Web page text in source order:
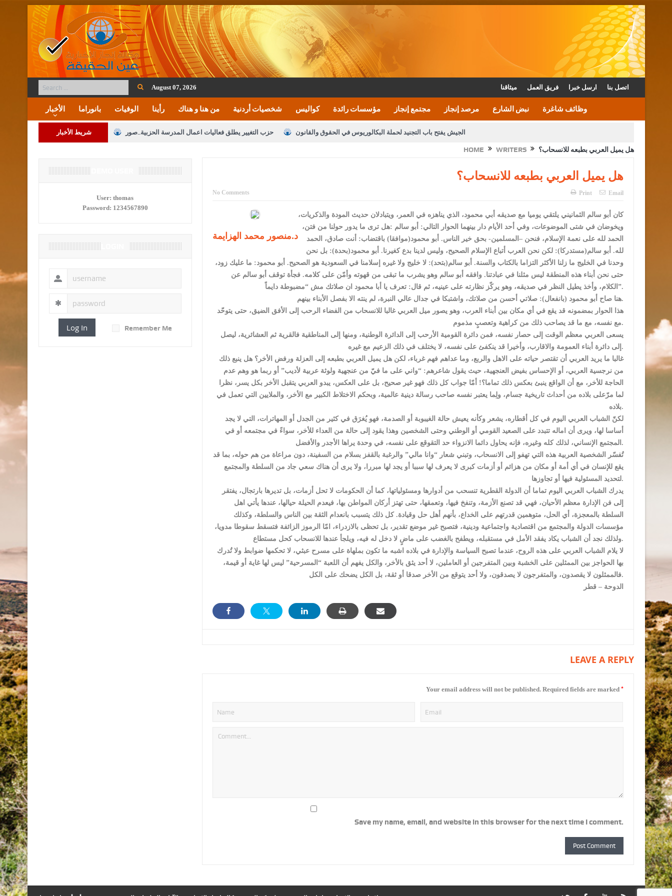
August 07, 2026 ميثاقنا فريق العمل ارسل خبرا اتصل بنا
الأخبار بانوراما الوفيات رأينا من هنا و هناك شخصيات أردنية كواليس مؤسسات رائدة مجتمع إنجاز مرصد إنجاز نبض الشارع وظائف شاغرة
شريط الأخبار حزب التغيير يطلق فعاليات اعمال المدرسة الحزبية..صور الجيش يفتح باب التجنيد لحملة البكالوريوس في الحقوق والقانون
الأمن يتلف 16 مليون حبة كبتاجون و1480 كغم مواد مخدرة
النواب يقر مشروع تعديل قانون الملكية العقارية القاضي يلتقي رؤساء تحرير الصحف اليومية ويؤكد حرص مجلس النواب على شراكة فاعلة مع الإعلام
دعوة المكلفين بخدمة العلم (الدفعة الثالثة) إلى مراجعة منصة خدمة العلم الملك يتلقى اتصالا هاتفيا من العاهل البحريني
القاضي محمود أحمد فريحات.. مبارك ومزيدا من التوفيق
HOME WRITERS هل يميل العربي بطبعه للانسحاب؟
هل يميل العربي بطبعه للانسحاب؟
No Comments Print Email
د.منصور محمد الهزايمة
كان أبو سالم الثمانيني يلتقي يوميا مع صديقه أبي محمود، الذي يناهزه في العمر، ويتبادلان حديث المودة والذكريات،
ويخوضان في شتى الموضوعات، وفي أحد الأيام دار بينهما الحوار التالي: أبو سالم :هل ترى ما يدور حولنا من فتن،
الحمد لله على نعمة الإسلام، فنحن –المسلمين- بحق خير الناس. أبو محمود(موافقا) باقتضاب: أنت صادق، الحمد
لله. أبو سالم(مستدركا): لكن نحن العرب أتباع الإسلام الصحيح، وليس لدينا بدع كغيرنا. أبو محمود(بحدة): بل نحن
وحدنا في الخليج ما زلنا الأكثر التزاما بالكتاب والسنة. أبو سالم(بتحد): لا خليج ولا غيره إسلامنا في السعودية هو الصحيح. أبو محمود: ما عليك زود،
حتى نحن أبناء هذه المنطقة ليس مثلنا في عبادتنا. وافقه أبو سالم وهو يشرب ما تبقى من قهوته وأمّن على كلامه. فجأة توقف أبو سالم عن
الكلام، وأخذ يطيل النظر في صديقه، وهو يركّز نظارته على عينيه، ثم قال: تعرف يا أبا محمود ان صلاتك مش “مضبوطة دايماً”.
هنا صاح أبو محمود (بانفعال): صلاتي أحسن من صلاتك، واشتبكا في جدال عالي النبرة، لم ينته الا بفصل الأبناء بينهم.
هذا الحوار بمضمونه قد يقع في أي مكان بين أبناء العرب، وهو يصور ميل العربي غالبا للانسحاب من الفضاء الرحب إلى الأفق الضيق، حتى يتوحّد
مع نفسه، مع ما قد يصاحب ذلك من كراهية وتعصبٍ مذموم.
يسعى العربي معظم الوقت إلى حصار نفسه، فمن دائرة القومية الأرحب إلى الدائرة الوطنية، ومنها إلى المناطقية فالقرية ثم العشائرية، ليصل
إلى دائرة أبناء العمومة والاقارب، وأخيرا قد ينكفئ على نفسه، لا يختلف في ذلك الزعيم مع غيره.
غالبا ما يريد العربي أن تقتصر حياته على الاهل والربع، وما عداهم فهم غرباء، لكن هل يميل العربي بطبعه إلى العزلة ورفض الأخر؟ هل ينبع ذلك
من نرجسية العربي، أو الإحساس بفيض العنجهية، حيث يقول شاعرهم: “واني على ما فيّ من عنجهية ولوثة عربية لأديب” أو ربما هو وهم عدم
الحاجة للأخر، مع أن الواقع ينبئ بعكس ذلك تماما؟! أمّا جواب كل ذلك فهو غير صحيح، بل على العكس، يبدو العربي يتقبل الأخر بكل يسر، نظرا
لما مرّعلى بلاده من أحداث تاريخية جسام، ولِما يعتبر نفسه صاحب رسالة دينية عالمية، وبحكم الاختلاط الكبير مع الأخر، والملايين التي تعمل في
بلاده.
لكنّ الشباب العربي اليوم في كل أقطاره، يشعر وكأنه يعيش حالة الغيبوبة أو الصدمة، فهو يُغرَق في كثير من الجدل أو المهاترات، التي لا يجد
أساسا لها، ويرى أن اماله تتبدد على الصعيد القومي أو الوطني وحتى الشخصين وهذا يقود إلى حالة من العداء للأخر، سواءً في مجتمعه أو في
المجتمع الإنساني، لذلك كله وغيره، فإنه يحاول دائما الانزواء حد التقوقع على نفسه، في وحدة يراها الأجدر والأفضل.
تُفسّر الشخصية العربية هذه التي تهفو إلى الانسحاب، وتبني شعار “وانا مالي” والرغبة بالقفز بسلام من السفينة، دون مراعاة من هم حوله، بما قد
يقع للإنسان في أي أمة أو مكان من هزائم أو أزمات كبرى لا يعرف لها سببا أو يجد لها مبررا، ولا يرى أن هناك سعي جاد من السلطة والمجتمع
لتحديد المسئولية فيها أو تجاوزها.
يدرك الشباب العربي اليوم تماما أن الدولة القطرية تنسحب من أدوارها ومسئولياتها، كما أن الحكومات لا تحل أزمات، بل تديرها بارتجال، يفتقر
إلى فن الإدارة معظم الأحيان، فهي قد تصنع الأزمة، وتنفخ فيها، وتعمقها، حتى تهتز أركان المواطن بها، فيعدم الحيلة حيالها، عندها يأتي اهل
السلطة بالمعجزة، أي الحل، متوهمين قدرتهم على الخداع، بأنهم أهل حل وقيادة. كل ذلك يتسبب بانعدام الثقة بين الناس والسلطة، وكذلك
مؤسسات الدولة والمجتمع من اقتصادية واجتماعية ودينية، فتصبح غير موضع تقدير، بل تحظى بالازدراء، امّا الرموز الزائفة فتسقط سقوطا مدويا،
ولذلك نجد أن الشباب يكاد يفقد الأمل في مستقبله، ويطفح بالغضب على ماضٍ لا دخل له فيه، ويلجأ عندها للانسحاب كحل مستطاع.
لا يلام الشباب العربي على هذه الروح، عندما تصبح السياسة والإدارة في بلاده اشبه ما تكون بملهاة على مسرح عبثي، لا تحكمها ضوابط ولا تُدرك
بها الحواجز بين الممثلين على الخشبة وبين المتفرجين أو العاملين، لا أحد يثق بالأخر، والكل يفهم أن اللعبة “المسرحية” ليس لها غاية أو قيمة،
فالممثلون لا يقصدون، والمتفرجون لا يصدقون، ولا أحد يتوقع من الأخر صدقا أو ثقة، بل الكل يضحك على الكل.
الدوحة – قطر
LEAVE A REPLY
Your email address will not be published. Required fields are marked *
Save my name, email, and website in this browser for the next time I comment.
User: thomas
Password: 1234567890
Log In Remember Me